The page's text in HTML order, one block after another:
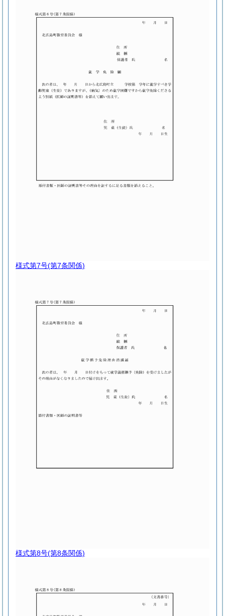
様式第7号(第7条関係)
様式第8号(第8条関係)